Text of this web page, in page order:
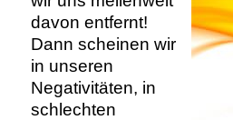
davon entfernt!
Dann scheinen wir
in unseren
Negativitäten, in
schlechten